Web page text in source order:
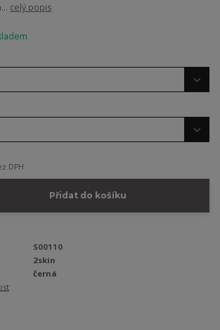
celý popis
DPH
Přidat do košíku
S00110
2skin
černá